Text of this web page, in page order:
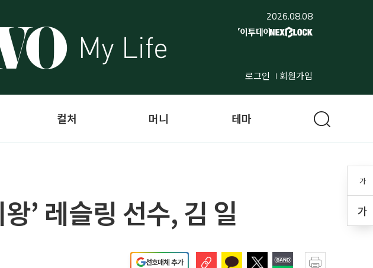
2026.08.08
로그인 회원가입
가
가
컬처 머니 테마
’ 레슬링 선수, 김 일
선호매체 추가